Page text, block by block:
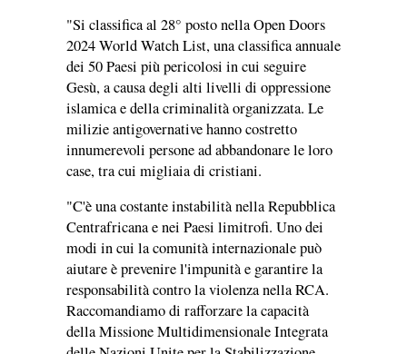
"Si classifica al 28° posto nella Open Doors
2024 World Watch List, una classifica annuale
dei 50 Paesi più pericolosi in cui seguire
Gesù, a causa degli alti livelli di oppressione
islamica e della criminalità organizzata. Le
milizie antigovernative hanno costretto
innumerevoli persone ad abbandonare le loro
case, tra cui migliaia di cristiani.
"C'è una costante instabilità nella Repubblica
Centrafricana e nei Paesi limitrofi. Uno dei
modi in cui la comunità internazionale può
aiutare è prevenire l'impunità e garantire la
responsabilità contro la violenza nella RCA.
Raccomandiamo di rafforzare la capacità
della Missione Multidimensionale Integrata